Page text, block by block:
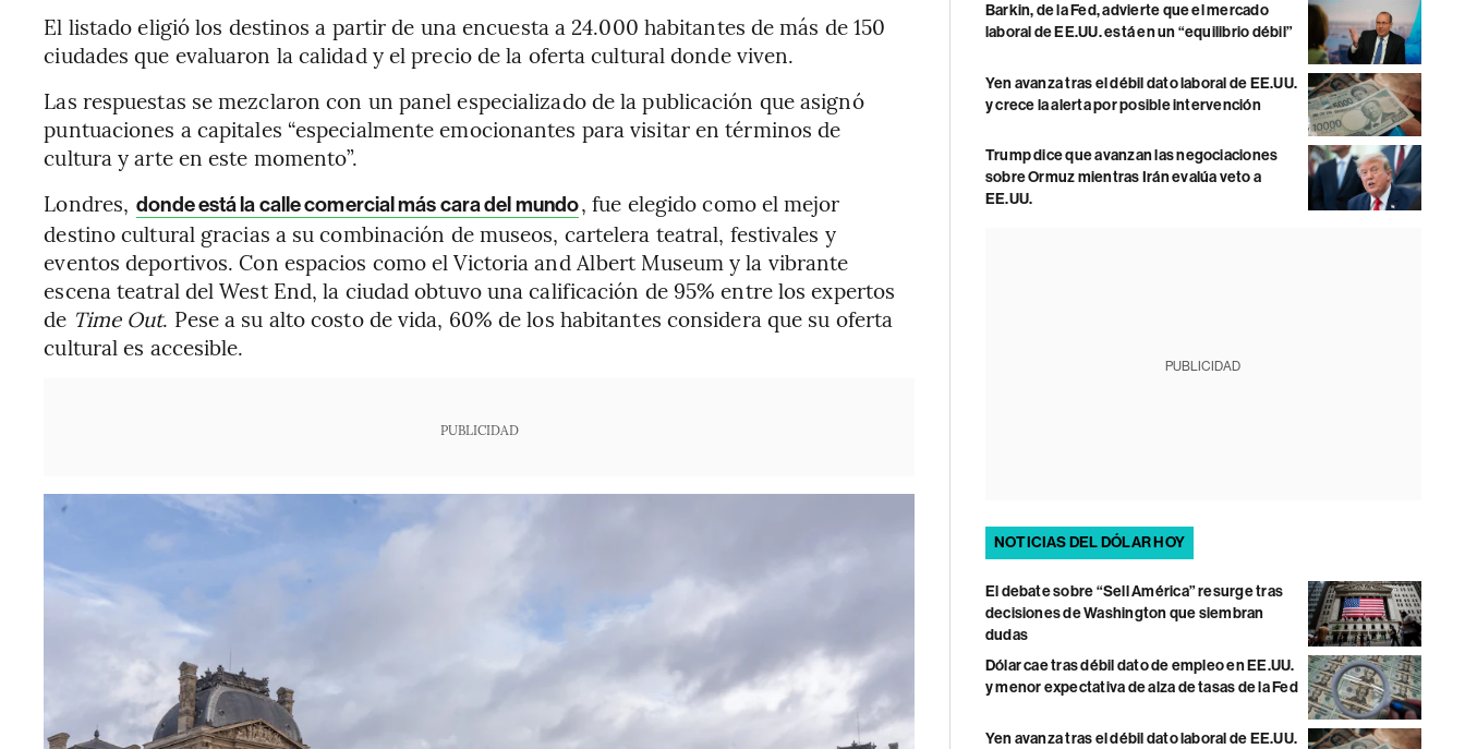
El listado eligió los destinos a partir de una encuesta a 24.000 habitantes de más de 150
ciudades que evaluaron la calidad y el precio de la oferta cultural donde viven.
Las respuestas se mezclaron con un panel especializado de la publicación que asignó
puntuaciones a capitales “especialmente emocionantes para visitar en términos de
cultura y arte en este momento”.
Londres, donde está la calle comercial más cara del mundo, fue elegido como el mejor
destino cultural gracias a su combinación de museos, cartelera teatral, festivales y
eventos deportivos. Con espacios como el Victoria and Albert Museum y la vibrante
escena teatral del West End, la ciudad obtuvo una calificación de 95% entre los expertos
de Time Out. Pese a su alto costo de vida, 60% de los habitantes considera que su oferta
cultural es accesible.
PUBLICIDAD
Barkin, de la Fed, advierte que el mercado
laboral de EE.UU. está en un “equilibrio débil”
Yen avanza tras el débil dato laboral de EE.UU.
y crece la alerta por posible intervención
Trump dice que avanzan las negociaciones
sobre Ormuz mientras Irán evalúa veto a
EE.UU.
PUBLICIDAD
NOTICIAS DEL DÓLAR HOY
El debate sobre “Sell América” resurge tras
decisiones de Washington que siembran
dudas
Dólar cae tras débil dato de empleo en EE.UU.
y menor expectativa de alza de tasas de la Fed
Yen avanza tras el débil dato laboral de EE.UU.